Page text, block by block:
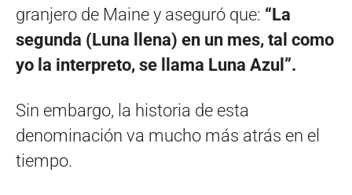
granjero de Maine y aseguró que: “La
segunda (Luna llena) en un mes, tal como
yo la interpreto, se llama Luna Azul”.
Sin embargo, la historia de esta
denominación va mucho más atrás en el
tiempo.